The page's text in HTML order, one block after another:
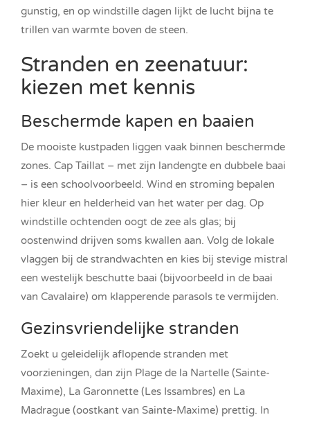
gunstig, en op windstille dagen lijkt de lucht bijna te
trillen van warmte boven de steen.
Stranden en zeenatuur:
kiezen met kennis
Beschermde kapen en baaien
De mooiste kustpaden liggen vaak binnen beschermde
zones. Cap Taillat – met zijn landengte en dubbele baai
– is een schoolvoorbeeld. Wind en stroming bepalen
hier kleur en helderheid van het water per dag. Op
windstille ochtenden oogt de zee als glas; bij
oostenwind drijven soms kwallen aan. Volg de lokale
vlaggen bij de strandwachten en kies bij stevige mistral
een westelijk beschutte baai (bijvoorbeeld in de baai
van Cavalaire) om klapperende parasols te vermijden.
Gezinsvriendelijke stranden
Zoekt u geleidelijk aflopende stranden met
voorzieningen, dan zijn Plage de la Nartelle (Sainte-
Maxime), La Garonnette (Les Issambres) en La
Madrague (oostkant van Sainte-Maxime) prettig. In